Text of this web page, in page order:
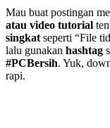
Mau buat postingan
atau video tutorial
singkat seperti “File
lalu gunakan hashtag
#PCBersih. Yuk,
rapi.